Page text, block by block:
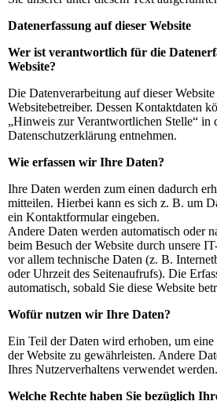
Datenerfassung auf dieser Website
Wer ist verantwortlich für die
Website?
Die Datenverarbeitung auf dieser
Websitebetreiber. Dessen Kontaktdaten
„Hinweis zur Verantwortlichen Stelle“ in
Datenschutzerklärung entnehmen.
Wie erfassen wir Ihre Daten?
Ihre Daten werden zum einen dadurch
mitteilen. Hierbei kann es sich z. B. um
ein Kontaktformular eingeben.
Andere Daten werden automatisch oder
beim Besuch der Website durch unsere
vor allem technische Daten (z. B.
oder Uhrzeit des Seitenaufrufs). Die
automatisch, sobald Sie diese Website
Wofür nutzen wir Ihre Daten?
Ein Teil der Daten wird erhoben, um
der Website zu gewährleisten. Andere
Ihres Nutzerverhaltens verwendet werden.
Welche Rechte haben Sie bezüglich